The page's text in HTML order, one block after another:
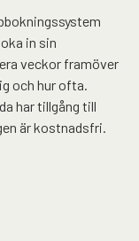
in sin
veckor framöver
och hur ofta.
har tillgång till
är kostnadsfri.